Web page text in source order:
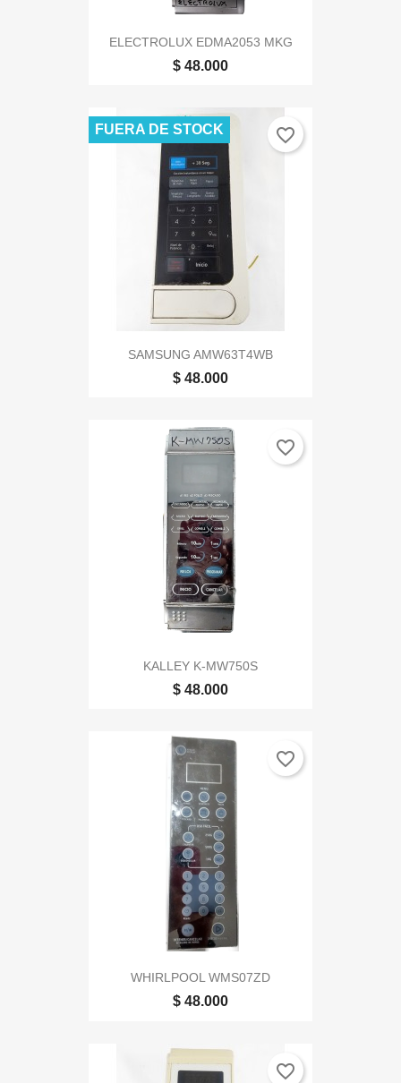
ELECTROLUX EDMA2053 MKG
$ 48.000
SAMSUNG AMW63T4WB
$ 48.000
FUERA DE STOCK favorite_border
KALLEY K-MW750S
$ 48.000
favorite_border
WHIRLPOOL WMS07ZD
$ 48.000
favorite_border
favorite_border